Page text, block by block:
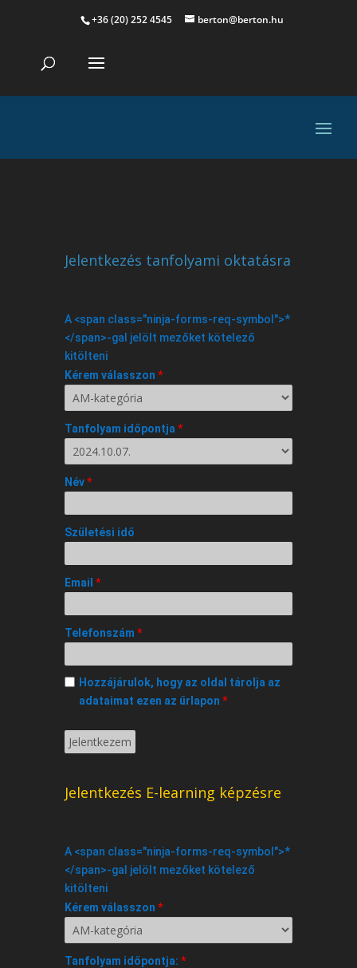
+36 (20) 252 4545 berton@berton.hu
Jelentkezés tanfolyami oktatásra
A <span class="ninja-forms-req-symbol">*
</span>-gal jelölt mezőket kötelező
kitölteni
Kérem válasszon *
Tanfolyam időpontja *
Név*
Születési idő
Email *
Telefonszám *
Hozzájárulok, hogy az oldal tárolja az
adataimat ezen az űrlapon*
Jelentkezés E-learning képzésre
A <span class="ninja-forms-req-symbol">*
</span>-gal jelölt mezőket kötelező
kitölteni
Kérem válasszon *
Tanfolyam időpontja: *